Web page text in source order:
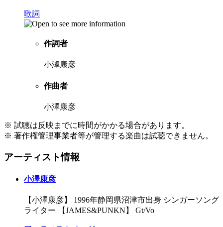
歌詞
作詞者
小澤康彦
作曲者
小澤康彦
※ 試聴は反映までに時間がかかる場合があります。
※ 著作権管理事業者等が管理する楽曲は試聴できません。
アーティスト情報
小澤康彦
【小澤康彦】 1996年静岡県沼津市出身 シンガーソング
ライター 【JAMES&PUNKN】 Gt/Vo